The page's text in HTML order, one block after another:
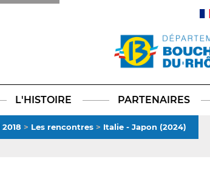
LinkedIn
X
L'HISTOIRE PARTENAIRES
> Les rencontres> Italie - Japon (2024)